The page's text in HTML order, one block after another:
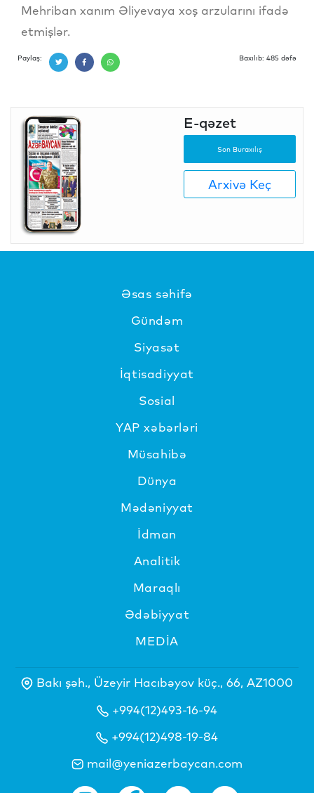
Mehriban xanım Əliyevaya xoş arzularını ifadə
etmişlər.
Paylaş: Baxılıb: 485 dəfə
E-qəzet
Son Buraxılış
Arxivə Keç
Əsas səhifə
Gündəm
Siyasət
İqtisadiyyat
Sosial
YAP xəbərləri
Müsahibə
Dünya
Mədəniyyat
İdman
Analitik
Maraqlı
Ədəbiyyat
MEDİA
Bakı şəh., Üzeyir Hacıbəyov küç., 66, AZ1000
+994(12)493-16-94
+994(12)498-19-84
mail@yeniazerbaycan.com